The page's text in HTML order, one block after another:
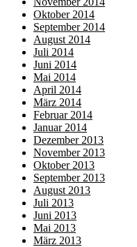
Oktober 2014
September 2014
August 2014
Juli 2014
Juni 2014
Mai 2014
April 2014
März 2014
Februar 2014
Januar 2014
Dezember 2013
November 2013
Oktober 2013
September 2013
August 2013
Juli 2013
Juni 2013
Mai 2013
März 2013